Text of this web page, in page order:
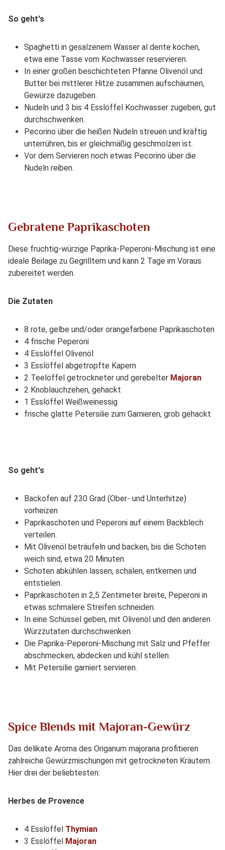
So geht's
Spaghetti in gesalzenem Wasser al dente kochen,
etwa eine Tasse vom Kochwasser reservieren.
In einer großen beschichteten Pfanne Olivenöl und
Butter bei mittlerer Hitze zusammen aufschäumen,
Gewürze dazugeben.
Nudeln und 3 bis 4 Esslöffel Kochwasser zugeben, gut
durchschwenken.
Pecorino über die heißen Nudeln streuen und kräftig
unterrühren, bis er gleichmäßig geschmolzen ist.
Vor dem Servieren noch etwas Pecorino über die
Nudeln reiben.
Gebratene Paprikaschoten
Diese fruchtig-würzige Paprika-Peperoni-Mischung ist eine
ideale Beilage zu Gegrilltem und kann 2 Tage im Voraus
zubereitet werden.
Die Zutaten
8 rote, gelbe und/oder orangefarbene Paprikaschoten
4 frische Peperoni
4 Esslöffel Olivenöl
3 Esslöffel abgetropfte Kapern
2 Teelöffel getrockneter und gerebelter Majoran
2 Knoblauchzehen, gehackt
1 Esslöffel Weißweinessig
frische glatte Petersilie zum Garnieren, grob gehackt
So geht's
Backofen auf 230 Grad (Ober- und Unterhitze)
vorheizen
Paprikaschoten und Peperoni auf einem Backblech
verteilen.
Mit Olivenöl beträufeln und backen, bis die Schoten
weich sind, etwa 20 Minuten.
Schoten abkühlen lassen, schälen, entkernen und
entstielen.
Paprikaschoten in 2,5 Zentimeter breite, Peperoni in
etwas schmalere Streifen schneiden.
In eine Schüssel geben, mit Olivenöl und den anderen
Würzzutaten durchschwenken.
Die Paprika-Peperoni-Mischung mit Salz und Pfeffer
abschmecken, abdecken und kühl stellen.
Mit Petersilie garniert servieren.
Spice Blends mit Majoran-Gewürz
Das delikate Aroma des Origanum majorana profitieren
zahlreiche Gewürzmischungen mit getrockneten Kräutern.
Hier drei der beliebtesten:
Herbes de Provence
4 Esslöffel Thymian
3 Esslöffel
Majoran